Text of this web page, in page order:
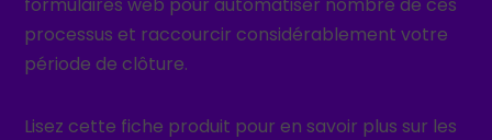
processus et raccourcir considérablement votre
période de clôture.
Lisez cette fiche produit pour en savoir plus sur les